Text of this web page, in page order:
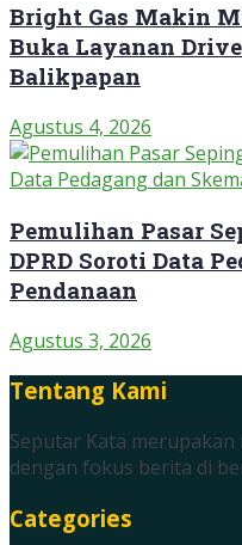
Bright Gas Makin
Buka Layanan
Balikpapan
Agustus 4, 2026
Pemulihan Pasar
DPRD Soroti Data
Pendanaan
Agustus 3, 2026
Tentang Kami
Seputar Kata
dengan fokus berita di
Categories